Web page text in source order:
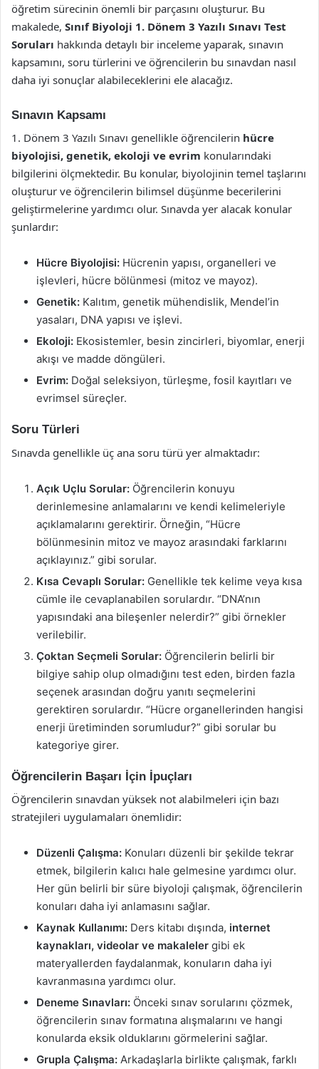
öğretim sürecinin önemli bir parçasını oluşturur. Bu
makalede, Sınıf Biyoloji 1. Dönem 3 Yazılı Sınavı Test
Soruları hakkında detaylı bir inceleme yaparak, sınavın
kapsamını, soru türlerini ve öğrencilerin bu sınavdan nasıl
daha iyi sonuçlar alabileceklerini ele alacağız.
Sınavın Kapsamı
1. Dönem 3 Yazılı Sınavı genellikle öğrencilerin hücre
biyolojisi, genetik, ekoloji ve evrim konularındaki
bilgilerini ölçmektedir. Bu konular, biyolojinin temel taşlarını
oluşturur ve öğrencilerin bilimsel düşünme becerilerini
geliştirmelerine yardımcı olur. Sınavda yer alacak konular
şunlardır:
Hücre Biyolojisi: Hücrenin yapısı, organelleri ve
işlevleri, hücre bölünmesi (mitoz ve mayoz).
Genetik: Kalıtım, genetik mühendislik, Mendel’in
yasaları, DNA yapısı ve işlevi.
Ekoloji: Ekosistemler, besin zincirleri, biyomlar, enerji
akışı ve madde döngüleri.
Evrim: Doğal seleksiyon, türleşme, fosil kayıtları ve
evrimsel süreçler.
Soru Türleri
Sınavda genellikle üç ana soru türü yer almaktadır:
Açık Uçlu Sorular: Öğrencilerin konuyu
derinlemesine anlamalarını ve kendi kelimeleriyle
açıklamalarını gerektirir. Örneğin, “Hücre
bölünmesinin mitoz ve mayoz arasındaki farklarını
açıklayınız.” gibi sorular.
Kısa Cevaplı Sorular: Genellikle tek kelime veya kısa
cümle ile cevaplanabilen sorulardır. “DNA’nın
yapısındaki ana bileşenler nelerdir?” gibi örnekler
verilebilir.
Çoktan Seçmeli Sorular: Öğrencilerin belirli bir
bilgiye sahip olup olmadığını test eden, birden fazla
seçenek arasından doğru yanıtı seçmelerini
gerektiren sorulardır. “Hücre organellerinden hangisi
enerji üretiminden sorumludur?” gibi sorular bu
kategoriye girer.
Öğrencilerin Başarı İçin İpuçları
Öğrencilerin sınavdan yüksek not alabilmeleri için bazı
stratejileri uygulamaları önemlidir:
Düzenli Çalışma: Konuları düzenli bir şekilde tekrar
etmek, bilgilerin kalıcı hale gelmesine yardımcı olur.
Her gün belirli bir süre biyoloji çalışmak, öğrencilerin
konuları daha iyi anlamasını sağlar.
Kaynak Kullanımı: Ders kitabı dışında, internet
kaynakları, videolar ve makaleler gibi ek
materyallerden faydalanmak, konuların daha iyi
kavranmasına yardımcı olur.
Deneme Sınavları: Önceki sınav sorularını çözmek,
öğrencilerin sınav formatına alışmalarını ve hangi
konularda eksik olduklarını görmelerini sağlar.
Grupla Çalışma: Arkadaşlarla birlikte çalışmak, farklı